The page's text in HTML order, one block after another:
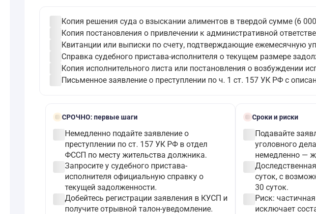
Копия решения суда о взыскании алиментов в твердой сумме (6
Копия постановления о привлечении к административной
Квитанции или выписки по счету, подтверждающие ежемесячную
Справка судебного пристава-исполнителя о текущем размере
Копия исполнительного листа или постановления о возбуждении
Письменное заявление о преступлении по ч. 1 ст. 157 УК РФ с
boltСРОЧНО: первые шаги
Немедленно подайте заявление о
преступлении по ст. 157 УК РФ в отдел
ФССП по месту жительства должника.
Запросите у судебного пристава-
исполнителя официальную справку о
текущей задолженности.
Добейтесь регистрации заявления в КУСП и
получите отрывной талон-уведомление.
schedule Сроки и риски
Подавайте
уголовного
немедленно —
суток, с
30 суток.
Риск:
исключает